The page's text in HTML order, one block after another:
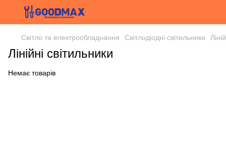
Світло та електрообладнання Світлодіодні світильники
Лінійні світильники
Немає товарів